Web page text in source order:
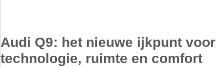
Audi Q9: het nieuwe ijkpunt voor
technologie, ruimte en comfort